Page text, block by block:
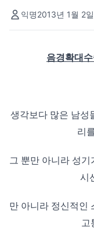
익명2013년 1월 2
음경확대
생각보다 많은 남성
리
그 뿐만 아니라 성기
시
만 아니라 정신적인
고